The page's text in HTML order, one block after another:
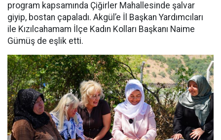
program kapsamında Çiğirler Mahallesinde şalvar
giyip, bostan çapaladı. Akgül’e İl Başkan Yardımcıları
ile Kızılcahamam İlçe Kadın Kolları Başkanı Naime
Gümüş de eşlik etti.